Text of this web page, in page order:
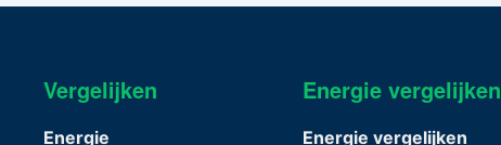
Vergelijken
Energie
Energie vergelijken
Energie vergelijken